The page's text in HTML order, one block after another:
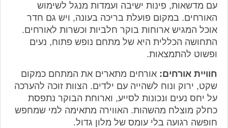
עם מדשאות, פינות ישיבה ועמדות מנגל לשימוש
האורחים. במקום פועלת בריכה בעונה, ויש גם חדר
אוכל המגיש ארוחות בוקר חלביות וכשרות לאורחים.
התחושה הכללית היא של מתחם נופש פתוח, נעים
ופשוט להתמצאות.
חוויית אורחים: אורחים מתארים את המתחם כמקום
שקט, ירוק ונוח לשהייה עם ילדים. הצוות זוכה להערכה
על יחס נעים ונכונות לסייע, וארוחת הבוקר נתפסת
כחלק מוצלח מהשהות. האווירה מתאימה למי שמחפש
חופשה רגועה בלי עומס של מלון גדול.